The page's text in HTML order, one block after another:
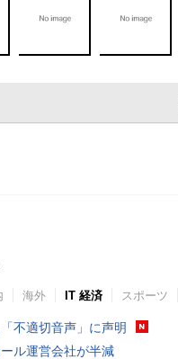
海外 IT 経済 スポーツ
不適切音声」に声明
ル運営会社が半減